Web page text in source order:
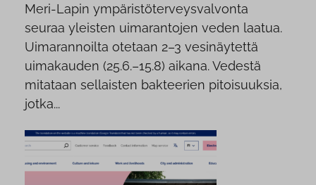
Meri-Lapin ympäristöterveysvalvonta
seuraa yleisten uimarantojen veden laatua.
Uimarannoilta otetaan 2–3 vesinäytettä
uimakauden (25.6.–15.8) aikana. Vedestä
mitataan sellaisten bakteerien pitoisuuksia,
jotka...